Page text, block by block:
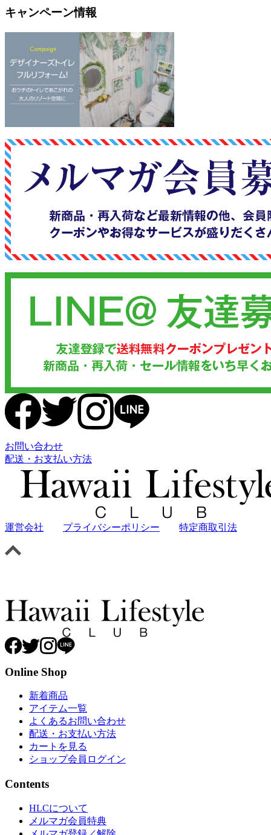
キャンペーン情報
お問い合わせ
配送・お支払い方法
運営会社 プライバシーポリシー 特定商取引法
Online Shop
新着商品
アイテム一覧
よくあるお問い合わせ
配送・お支払い方法
カートを見る
ショップ会員ログイン
Contents
HLCについて
メルマガ会員特典